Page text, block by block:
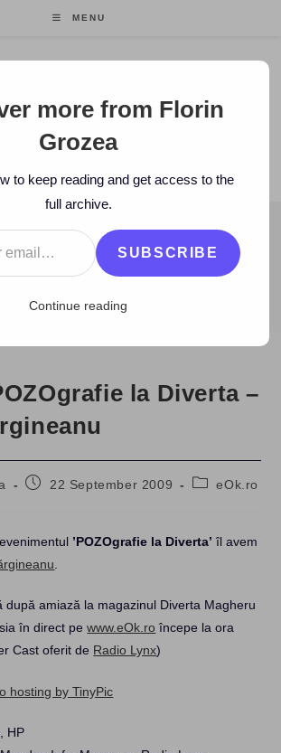
MENU
Florin Grozea
FOUNDER/CEO MOCAPP.
> 22 > eOk.ro > eOk.ro: POZOgrafie la
la Diverta –
Post22 September 2009
PosteOk.ro
’POZOgrafie la Diverta’ îl avem
după amiază la magazinul Diverta Magheru
în direct pewww.eOk.ro începe la ora
Cast oferit de Radio Lynx)
HP
more from Florin
Grozea
to keep reading and get access to the
full archive.
SUBSCRIBE
Continue reading